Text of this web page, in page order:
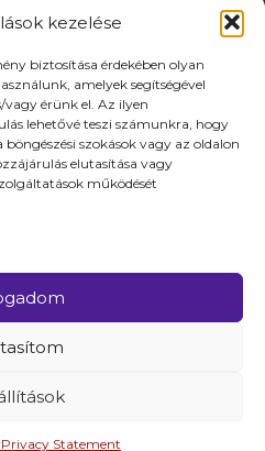
kezelése
biztosítása érdekében olyan
amelyek segítségével
érünk el. Az ilyen
lehetővé teszi számunkra, hogy
szokások vagy az oldalon
elutasítása vagy
működését
Privacy Statement
jog fentartva.
KESZTHELY VÁROS